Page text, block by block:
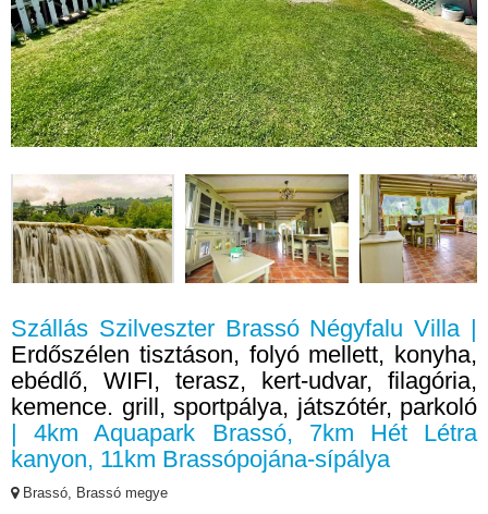
Szállás Szilveszter Brassó Négyfalu Villa |
Erdőszélen tisztáson, folyó mellett, konyha,
ebédlő, WIFI, terasz, kert-udvar, filagória,
kemence. grill, sportpálya, játszótér, parkoló
| 4km Aquapark Brassó, 7km Hét Létra
kanyon, 11km Brassópojána-sípálya
Brassó, Brassó megye